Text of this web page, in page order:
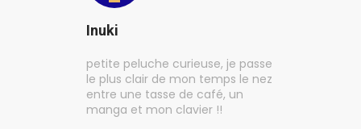
Inuki
petite peluche curieuse, je passe
le plus clair de mon temps le nez
entre une tasse de café, un
manga et mon clavier !!